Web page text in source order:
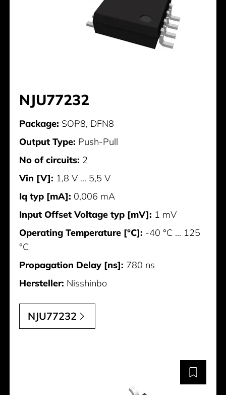
NJU77232
Package: SOP8, DFN8
Output Type: Push-Pull
No of circuits: 2
Vin [V]: 1,8 V ... 5,5 V
Iq typ [mA]: 0,006 mA
Input Offset Voltage typ [mV]: 1 mV
Operating Temperature [°C]: -40 °C ... 125
°C
Propagation Delay [ns]: 780 ns
Hersteller: Nisshinbo
NJU77232